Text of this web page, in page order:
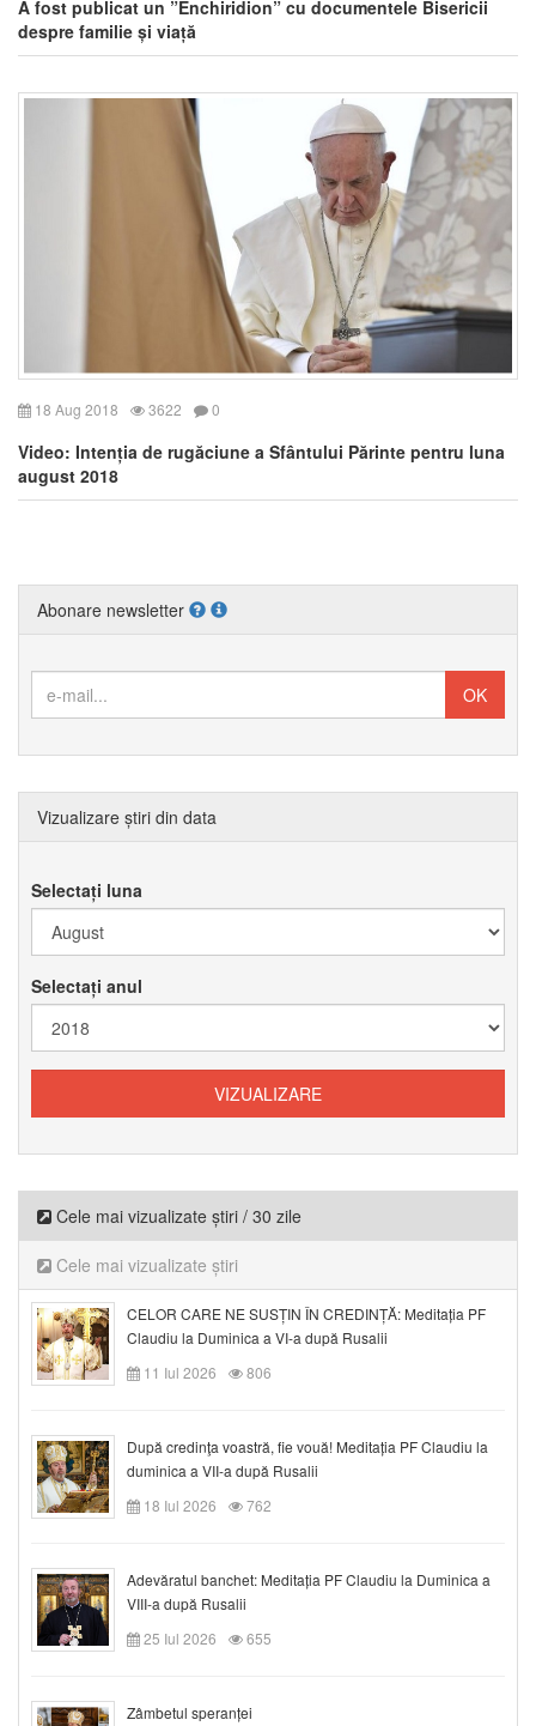
A fost publicat un ”Enchiridion” cu documentele Bisericii
despre familie și viață
18 Aug 2018 3622 0
Video: Intenția de rugăciune a Sfântului Părinte pentru luna
august 2018
Abonare newsletter
Vizualizare știri din data
Selectați luna
Selectați anul
Cele mai vizualizate știri / 30 zile
Cele mai vizualizate știri
CELOR CARE NE SUSȚIN ÎN CREDINȚĂ: Meditația PF
Claudiu la Duminica a VI-a după Rusalii
11 Iul 2026
806
După credinţa voastră, fie vouă! Meditația PF Claudiu la
duminica a VII-a după Rusalii
18 Iul 2026
762
Adevăratul banchet: Meditația PF Claudiu la Duminica a
VIII-a după Rusalii
25 Iul 2026
655
Zâmbetul speranței